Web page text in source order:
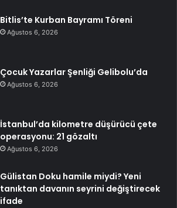
Bitlis’te Kurban Bayramı Töreni
Ağustos 6, 2026
Çocuk Yazarlar Şenliği Gelibolu’da
Ağustos 6, 2026
İstanbul’da kilometre düşürücü çete
operasyonu: 21 gözaltı
Ağustos 6, 2026
Gülistan Doku hamile miydi? Yeni
tanıktan davanın seyrini değiştirecek
ifade